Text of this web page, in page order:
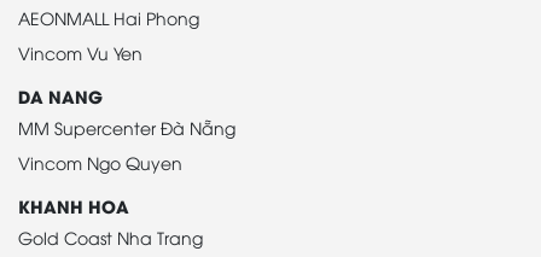
AEONMALL Hai Phong
Vincom Vu Yen
DA NANG
MM Supercenter Đà Nẵng
Vincom Ngo Quyen
KHANH HOA
Gold Coast Nha Trang